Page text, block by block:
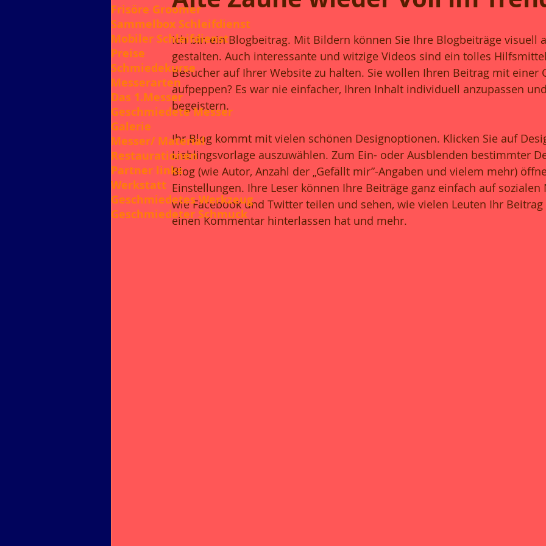
Ich bin ein Blogbeitrag. Mit Bildern können Sie Ihre Blogbeiträge visuell
gestalten. Auch interessante und witzige Videos sind ein tolles
Besucher auf Ihrer Website zu halten. Sie wollen Ihren Beitrag mit einer
aufpeppen? Es war nie einfacher, Ihren Inhalt individuell anzupassen
begeistern.
Ihr Blog kommt mit vielen schönen Designoptionen. Klicken Sie auf
Lieblingsvorlage auszuwählen. Zum Ein- oder Ausblenden bestimmter
Blog (wie Autor, Anzahl der „Gefällt mir”-Angaben und vielem mehr)
Einstellungen. Ihre Leser können Ihre Beiträge ganz einfach auf
wie Facebook und Twitter teilen und sehen, wie vielen Leuten Ihr
einen Kommentar hinterlassen hat und mehr.
Frisöre Groomer
Sammelbox Schleifdienst
Mobiler Schleifdienst
Preise
Schmiedekurse
Messerarten
Das 1.Messer
Geschmiedete Messer
Galerie
Messer/ Material
Restaurationen
Partner links
Werkstatt
Geschmiedetes Werkzeug
Geschmiedeter Schmuck